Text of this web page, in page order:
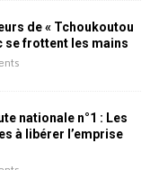
de « Tchoukoutou
se frottent les mains
nationale n°1 : Les
à libérer l’emprise